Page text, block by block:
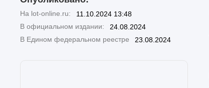
На lot-online.ru:
11.10.2024 13:48
В официальном издании:
24.08.2024
В Едином федеральном реестре
23.08.2024